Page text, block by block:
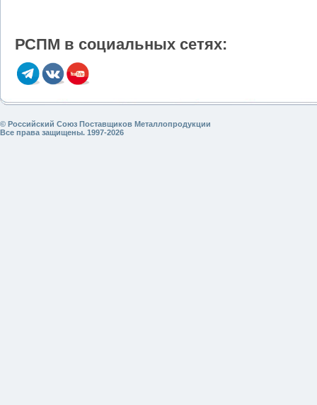
РСПМ в социальных сетях:
© Российский Союз Поставщиков Металлопродукции
Все права защищены. 1997-2026